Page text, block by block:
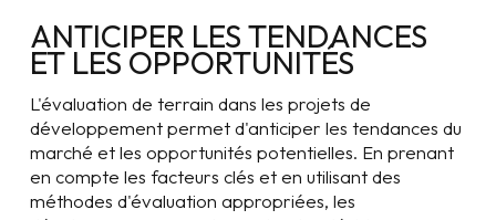
ANTICIPER LES TENDANCES
ET LES OPPORTUNITÉS
L'évaluation de terrain dans les projets de
développement permet d'anticiper les tendances du
marché et les opportunités potentielles. En prenant
en compte les facteurs clés et en utilisant des
méthodes d'évaluation appropriées, les